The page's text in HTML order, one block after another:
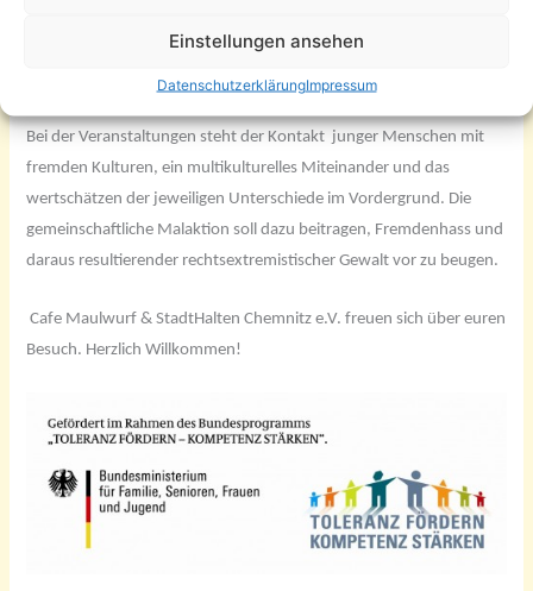
Einstellungen ansehen
DatenschutzerklärungImpressum
Maulwurf statt. Unter dem Motto „Maulwurf International“ sollen
weitere farbenfrohe Bildtafeln für den Sonnenberg entstehen.
Bei der Veranstaltungen steht der Kontakt junger Menschen mit
fremden Kulturen, ein multikulturelles Miteinander und das
wertschätzen der jeweiligen Unterschiede im Vordergrund. Die
gemeinschaftliche Malaktion soll dazu beitragen, Fremdenhass und
daraus resultierender rechtsextremistischer Gewalt vor zu beugen.
Cafe Maulwurf & StadtHalten Chemnitz e.V. freuen sich über euren
Besuch. Herzlich Willkommen!